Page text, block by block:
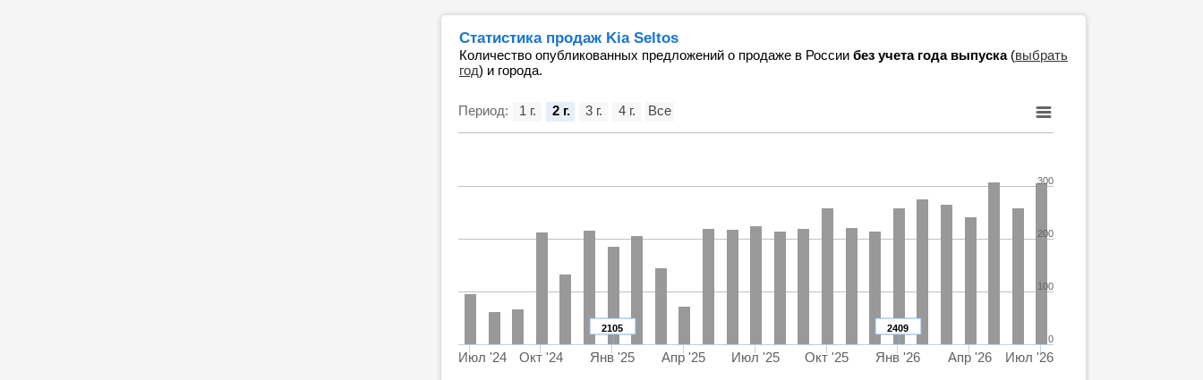
Статистика продаж Kia Seltos
Количество опубликованных предложений о продаже в России без учета года выпуска(выбрать
год) и города.
Период:
2409
2105
Июл '24 Окт '24 Янв '25 Апр '25 Июл '25 Окт '25 Янв '26 Апр '26 Июл '26
0
100
200
300
1 г. 2 г. 3 г. 4 г. Все